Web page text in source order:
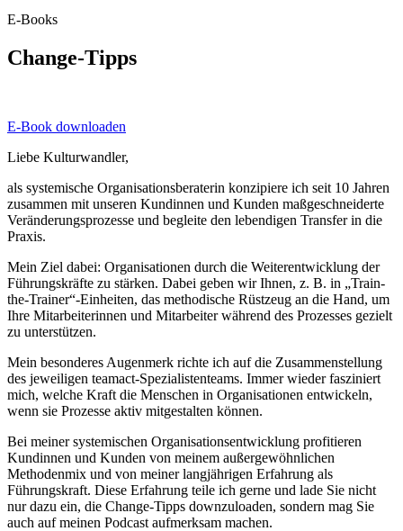
E-Books
Change-Tipps
E-Book downloaden
Liebe Kulturwandler,
als systemische Organisationsberaterin konzipiere ich seit 10 Jahren
zusammen mit unseren Kundinnen und Kunden maßgeschneiderte
Veränderungsprozesse und begleite den lebendigen Transfer in die
Praxis.
Mein Ziel dabei: Organisationen durch die Weiterentwicklung der
Führungskräfte zu stärken. Dabei geben wir Ihnen, z. B. in „Train-
the-Trainer“-Einheiten, das methodische Rüstzeug an die Hand, um
Ihre Mitarbeiterinnen und Mitarbeiter während des Prozesses gezielt
zu unterstützen.
Mein besonderes Augenmerk richte ich auf die Zusammenstellung
des jeweiligen teamact-Spezialistenteams. Immer wieder fasziniert
mich, welche Kraft die Menschen in Organisationen entwickeln,
wenn sie Prozesse aktiv mitgestalten können.
Bei meiner systemischen Organisationsentwicklung profitieren
Kundinnen und Kunden von meinem außergewöhnlichen
Methodenmix und von meiner langjährigen Erfahrung als
Führungskraft. Diese Erfahrung teile ich gerne und lade Sie nicht
nur dazu ein, die Change-Tipps downzuloaden, sondern mag Sie
auch auf meinen Podcast aufmerksam machen.